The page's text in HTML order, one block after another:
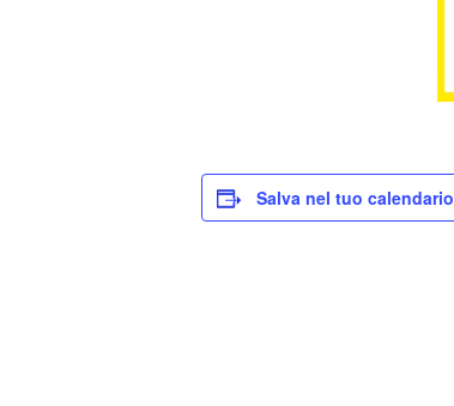
Salva nel tuo calendario